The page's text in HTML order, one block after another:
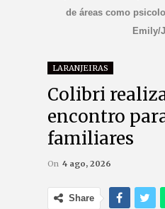
de áreas como
Emily/
LARANJEIRAS
Colibri
encontro
familiares
On 4 ago, 2026
Share